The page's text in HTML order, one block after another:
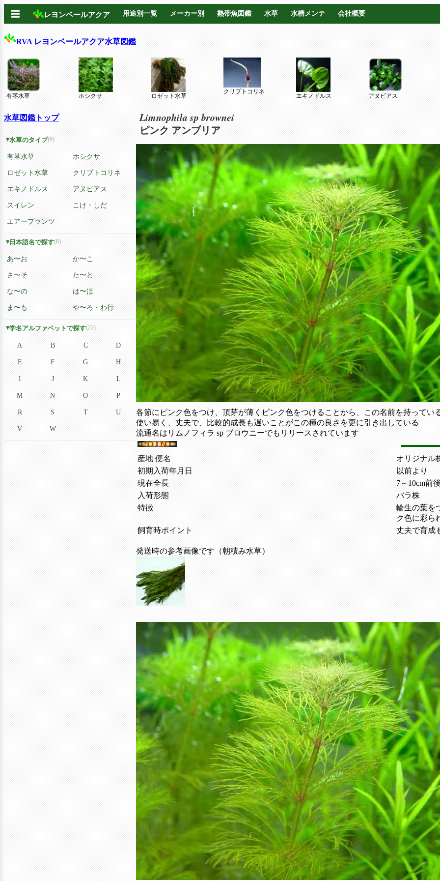
☰ レヨンベールアクア 用途別一覧 メーカー別 熱帯魚図鑑 水草 水槽メンテ 会社概要
RVA レヨンベールアクア水草図鑑
有茎水草 ホシクサ ロゼット水草
クリプトコリネ
エキノドルス アヌビアス
Limnophila sp brownei
ピンク アンブリア
各節にピンク色をつけ、頂芽が薄くピンク色をつけることから、この名前を持ってい
使い易く、丈夫で、比較的成長も遅いことがこの種の良さを更に引き出している
流通名はリムノフィラ sp ブロウニーでもリリースされています
産地 便名
オリジナル
初期入荷年月日
以前より
現在全長
7～10cm前
入荷形態
バラ株
特徴
輪生の葉を
ク色に彩ら
飼育時ポイント
丈夫で育成
発送時の参考画像です（朝積み水草）
水草図鑑トップ
水草のタイプ(9)
有茎水草 ホシクサ
ロゼット水草 クリプトコリネ
エキノドルス アヌビアス
スイレン こけ・しだ
エアープランツ
日本語名で探す(8)
あ〜お か〜こ
さ〜そ た〜と
な〜の は〜ほ
ま〜も や〜ろ・わ行
学名アルファベットで探す(22)
A B C D
E F G H
I J K L
M N O P
R S T U
V W